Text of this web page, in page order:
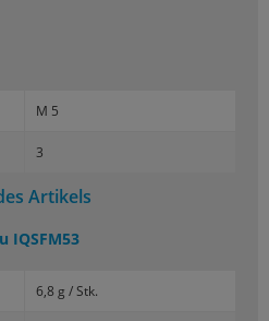
M 5
3
Artikels
IQSFM53
6,8 g / Stk.